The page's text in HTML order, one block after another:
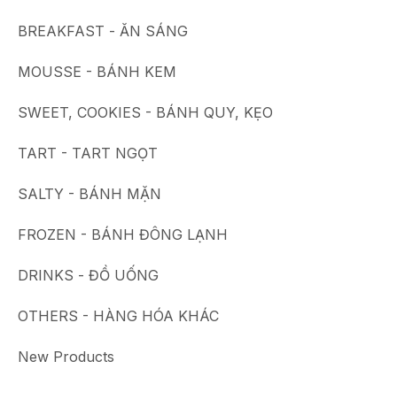
BREAKFAST - ĂN SÁNG
MOUSSE - BÁNH KEM
SWEET, COOKIES - BÁNH QUY, KẸO
TART - TART NGỌT
SALTY - BÁNH MẶN
FROZEN - BÁNH ĐÔNG LẠNH
DRINKS - ĐỒ UỐNG
OTHERS - HÀNG HÓA KHÁC
New Products